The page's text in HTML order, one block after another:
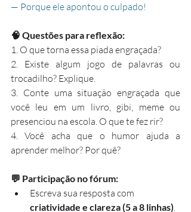
— Porque ele apontou o culpado!
🧠 Questões para reflexão:
1. O que torna essa piada engraçada?
2. Existe algum jogo de palavras ou
trocadilho? Explique.
3. Conte uma situação engraçada que
você leu em um livro, gibi, meme ou
presenciou na escola. O que te fez rir?
4. Você acha que o humor ajuda a
aprender melhor? Por quê?
💬 Participação no fórum:
Escreva sua resposta com
criatividade e clareza (5 a 8 linhas).